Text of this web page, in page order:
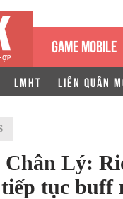
GAME MOBILE
LMHT LIÊN QUÂN
Lý:
tục buff